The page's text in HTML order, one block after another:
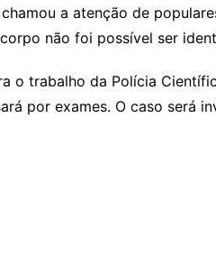
a atenção de
não foi possível ser
o trabalho da Polícia
por exames. O caso será